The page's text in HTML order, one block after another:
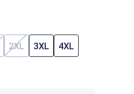
niet beschikbaar.)
is momenteel niet beschikbaar.)
optie is momenteel niet
2XL(Deze optie is momenteel niet
3XL 4XL